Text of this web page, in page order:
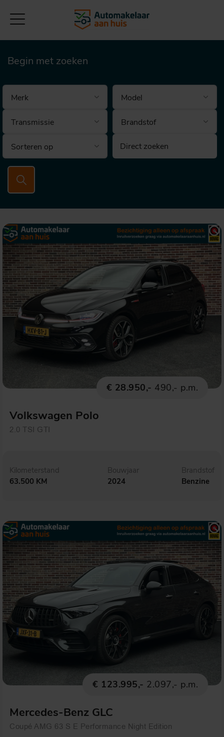
Begin met zoeken
Brandstof
€ 28.950,- 490,- p.m.
Volkswagen Polo
2.0 TSI GTI
Kilometerstand
63.500 KM
Bouwjaar
2024
Brandstof
Benzine
€ 123.995,- 2.097,- p.m.
Mercedes-Benz GLC
Coupé AMG 63 S E Performance Night Edition